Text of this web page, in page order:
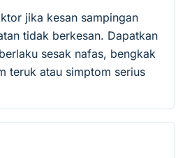
jika kesan sampingan
tidak berkesan. Dapatkan
sesak nafas, bengkak
teruk atau simptom serius